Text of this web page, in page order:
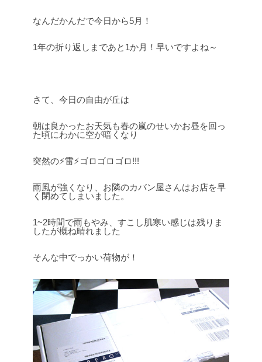
なんだかんだで今日から5月！
1年の折り返しまであと1か月！早いですよね～
さて、今日の自由が丘は
朝は良かったお天気も春の嵐のせいかお昼を回っ
た頃にわかに空が暗くなり
突然の⚡雷⚡ゴロゴロゴロ!!!
雨風が強くなり、お隣のカバン屋さんはお店を早
く閉めてしまいました。
1~2時間で雨もやみ、すこし肌寒い感じは残りま
したが概ね晴れました
そんな中でっかい荷物が！